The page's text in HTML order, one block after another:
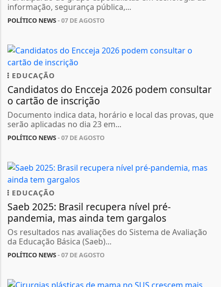
informação, segurança pública,...
POLÍTICO NEWS- 07 DE AGOSTO
EDUCAÇÃO
Candidatos do Encceja 2026 podem consultar
o cartão de inscrição
Documento indica data, horário e local das provas, que
serão aplicadas no dia 23 em...
POLÍTICO NEWS- 07 DE AGOSTO
EDUCAÇÃO
Saeb 2025: Brasil recupera nível pré-
pandemia, mas ainda tem gargalos
Os resultados nas avaliações do Sistema de Avaliação
da Educação Básica (Saeb)...
POLÍTICO NEWS- 07 DE AGOSTO